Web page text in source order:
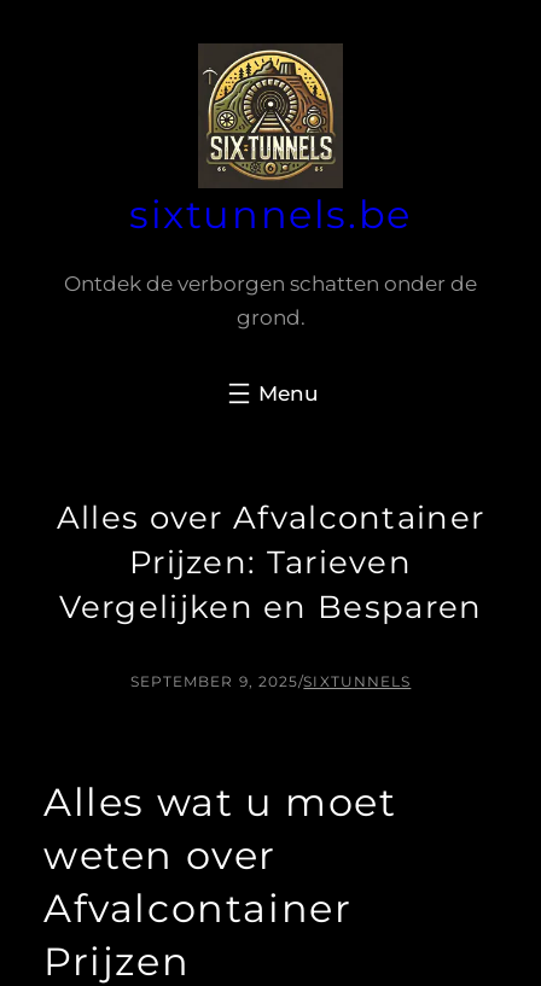
sixtunnels.be
Ontdek de verborgen schatten onder de
grond.
Alles over Afvalcontainer
Prijzen: Tarieven
Vergelijken en Besparen
SEPTEMBER 9, 2025/SIXTUNNELS
Alles wat u moet
weten over
Afvalcontainer
Prijzen